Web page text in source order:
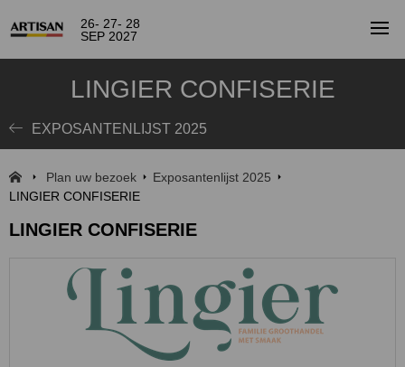
26- 27- 28
SEP 2027
LINGIER CONFISERIE
EXPOSANTENLIJST 2025
Plan uw bezoek
Exposantenlijst 2025
LINGIER CONFISERIE
LINGIER CONFISERIE